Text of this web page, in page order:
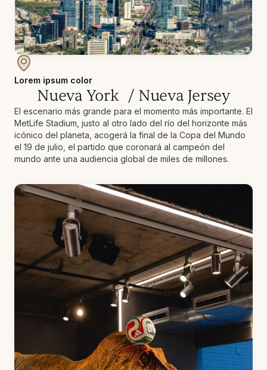
Lorem ipsum color
Nueva York / Nueva Jersey
El escenario más grande para el momento más importante. El
MetLife Stadium, justo al otro lado del río del horizonte más
icónico del planeta, acogerá la final de la Copa del Mundo
el 19 de julio, el partido que coronará al campeón del
mundo ante una audiencia global de miles de millones.